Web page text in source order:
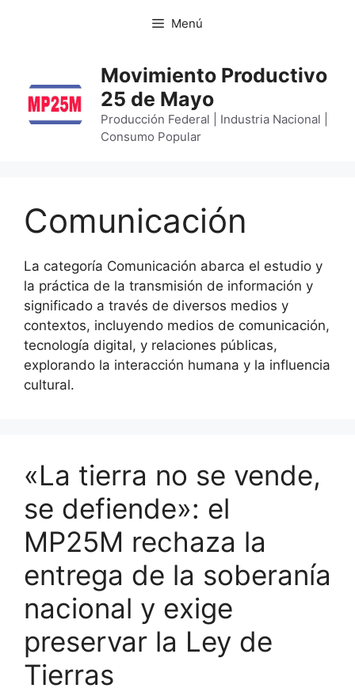
Menú
Movimiento Productivo
25 de Mayo
Producción Federal | Industria Nacional |
Consumo Popular
Comunicación
La categoría Comunicación abarca el estudio y
la práctica de la transmisión de información y
significado a través de diversos medios y
contextos, incluyendo medios de comunicación,
tecnología digital, y relaciones públicas,
explorando la interacción humana y la influencia
cultural.
«La tierra no se vende,
se defiende»: el
MP25M rechaza la
entrega de la soberanía
nacional y exige
preservar la Ley de
Tierras